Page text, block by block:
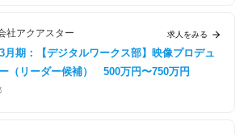
社アクアスター
月期：【デジタルワークス部】映像プロデュ
（リーダー候補）
500万円〜750万円
求人をみる